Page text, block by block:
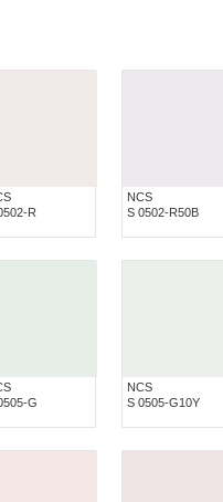
R
NCS
S 0502-R50B
G
NCS
S 0505-G10Y